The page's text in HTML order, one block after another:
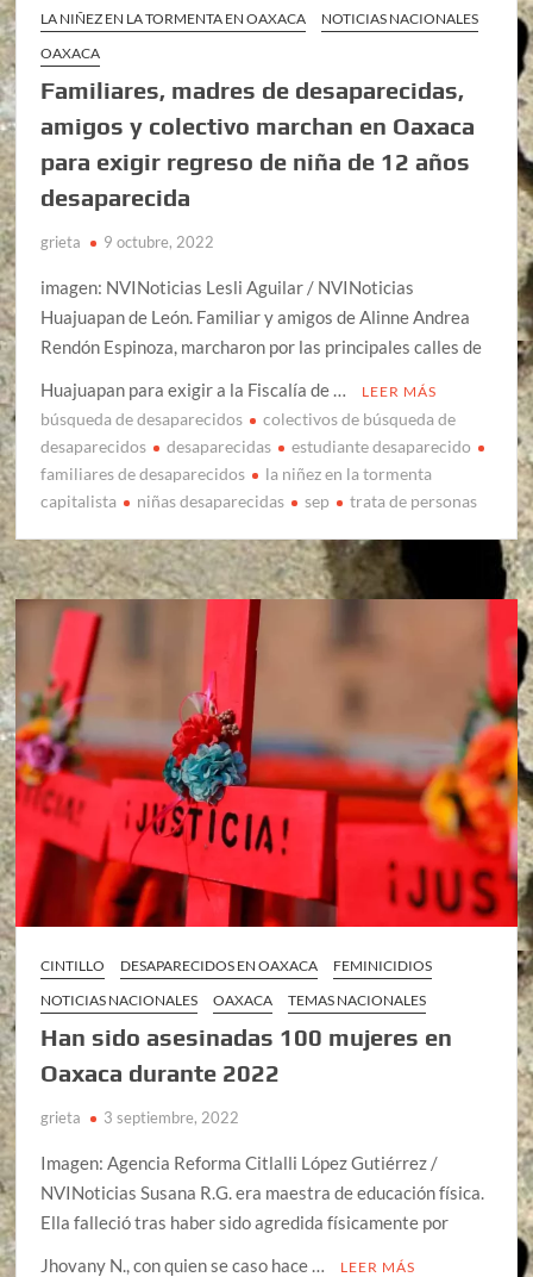
LA NIÑEZ EN LA TORMENTA EN OAXACA
NOTICIAS NACIONALES
OAXACA
Familiares, madres de desaparecidas,
amigos y colectivo marchan en Oaxaca
para exigir regreso de niña de 12 años
desaparecida
grieta 9 octubre, 2022
imagen: NVINoticias Lesli Aguilar / NVINoticias
Huajuapan de León. Familiar y amigos de Alinne Andrea
Rendón Espinoza, marcharon por las principales calles de
Huajuapan para exigir a la Fiscalía de …
LEER MÁS
búsqueda de desaparecidos
colectivos de búsqueda de
desaparecidos
desaparecidas
estudiante desaparecido
familiares de desaparecidos
la niñez en la tormenta
capitalista
niñas desaparecidas sep trata de personas
CINTILLO DESAPARECIDOS EN OAXACA
FEMINICIDIOS
NOTICIAS NACIONALES
OAXACA TEMAS NACIONALES
Han sido asesinadas 100 mujeres en
Oaxaca durante 2022
grieta 3 septiembre, 2022
Imagen: Agencia Reforma Citlalli López Gutiérrez /
NVINoticias Susana R.G. era maestra de educación física.
Ella falleció tras haber sido agredida físicamente por
Jhovany N., con quien se caso hace …
LEER MÁS